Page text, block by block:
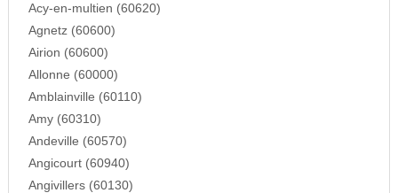
Acy-en-multien (60620)
Agnetz (60600)
Airion (60600)
Allonne (60000)
Amblainville (60110)
Amy (60310)
Andeville (60570)
Angicourt (60940)
Angivillers (60130)